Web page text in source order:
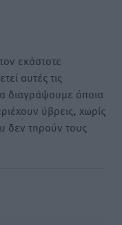
εκάστοτε
αυτές τις
διαγράψουμε όποια
ύβρεις, χωρίς
δεν τηρούν τους